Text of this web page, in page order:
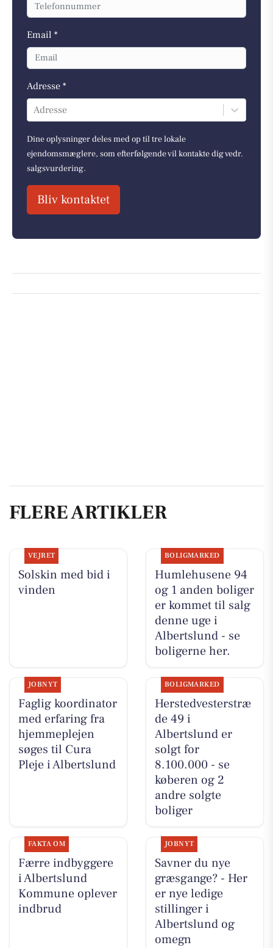
Email *
Adresse *
Adresse
Dine oplysninger deles med op til tre lokale
ejendomsmæglere, som efterfølgende vil kontakte dig vedr.
salgsvurdering.
Bliv kontaktet
FLERE ARTIKLER
VEJRET
Solskin med bid i
vinden
BOLIGMARKED
Humlehusene 94
og 1 anden boliger
er kommet til salg
denne uge i
Albertslund - se
boligerne her.
JOBNYT
Faglig koordinator
med erfaring fra
hjemmeplejen
søges til Cura
Pleje i Albertslund
BOLIGMARKED
Herstedvesterstræ
de 49 i
Albertslund er
solgt for
8.100.000 - se
køberen og 2
andre solgte
boliger
FAKTA OM
Færre indbyggere
i Albertslund
Kommune oplever
indbrud
JOBNYT
Savner du nye
græsgange? - Her
er nye ledige
stillinger i
Albertslund og
omegn